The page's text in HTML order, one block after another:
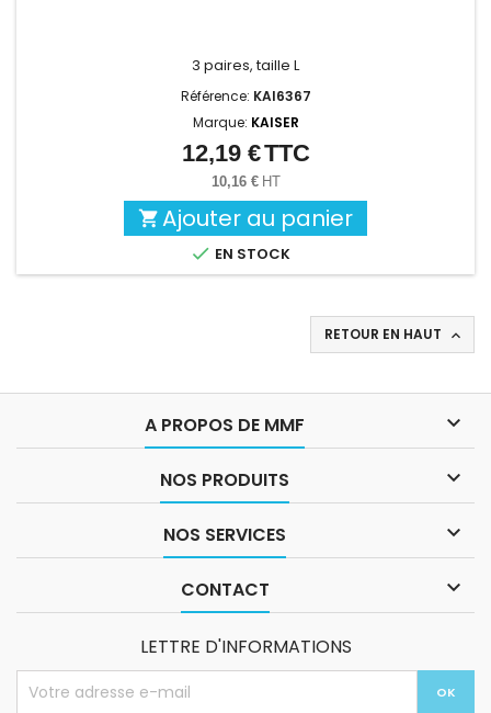
3 paires, taille L
Référence: KAI6367
Marque: KAISER
Prix
12,19 €TTC
10,16 € HT
 Ajouter au panier
 EN STOCK
RETOUR EN HAUT 
A PROPOS DE MMF 
NOS PRODUITS 
NOS SERVICES 
CONTACT 
LETTRE D'INFORMATIONS